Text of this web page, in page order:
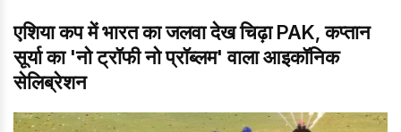
एशिया कप में भारत का जलवा देख चिढ़ा PAK, कप्तान
सूर्या का 'नो ट्रॉफी नो प्रॉब्लम' वाला आइकॉन‍िक
सेल‍िब्रेशन